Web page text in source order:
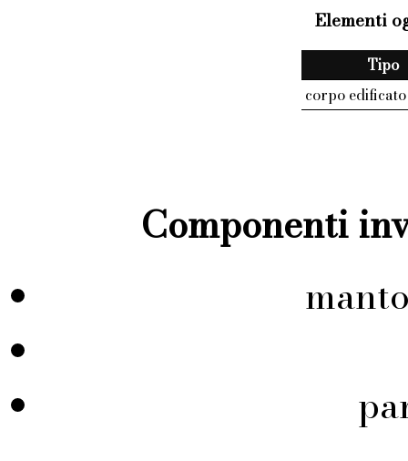
Elementi
Tipo
corpo edificato
Componenti